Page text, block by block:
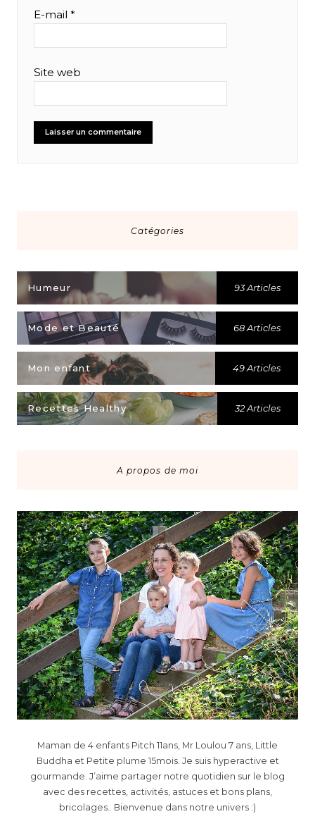
E-mail *
Site web
Catégories
Humeur 93 Articles
Mode et Beauté 68 Articles
Mon enfant 49 Articles
Recettes Healthy 32 Articles
A propos de moi
Maman de 4 enfants Pitch 11ans, Mr Loulou 7 ans, Little
Buddha et Petite plume 15mois. Je suis hyperactive et
gourmande. J’aime partager notre quotidien sur le blog
avec des recettes, activités, astuces et bons plans,
bricolages.. Bienvenue dans notre univers :)